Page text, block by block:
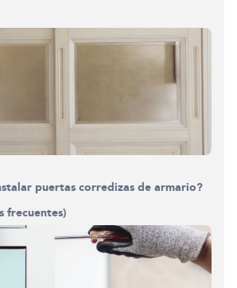
puertas corredizas de armario?
frecuentes)